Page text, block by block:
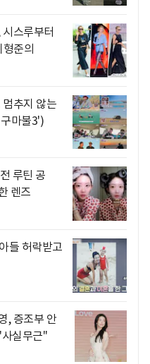
스루부터
준의
멈추지 않는
마불3')
루틴 공
렌즈
들 허락받고
, 증조부 안
실무근"